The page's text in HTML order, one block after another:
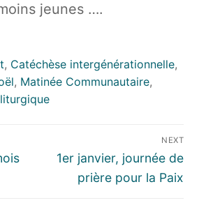
jeunes ….
, Catéchèse intergénérationnelle,
, Matinée Communautaire,
NEXT
Next
post:
1er janvier, journée de
prière pour la Paix